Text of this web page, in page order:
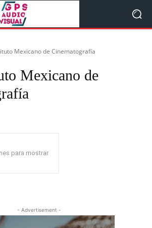
Mexicano de Cinematografía
Mexicano de
para mostrar
- Advertisement -